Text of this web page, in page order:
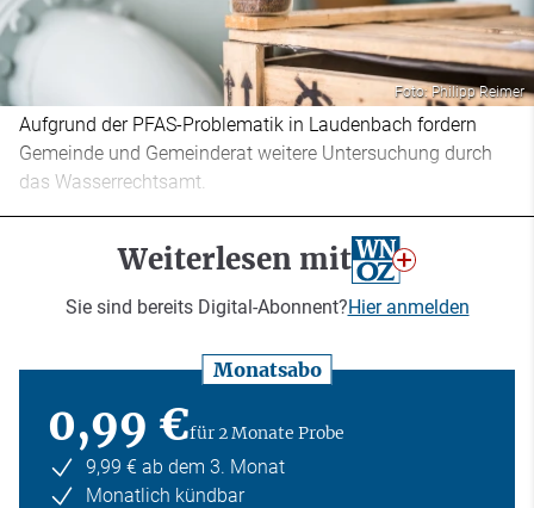
Foto: Philipp Reimer
Aufgrund der PFAS-Problematik in Laudenbach fordern
Gemeinde und Gemeinderat weitere Untersuchung durch
das Wasserrechtsamt.
Weiterlesen mit
Sie sind bereits Digital-Abonnent?Hier anmelden
Monatsabo
0,99 €für 2 Monate Probe
9,99 € ab dem 3. Monat
Monatlich kündbar